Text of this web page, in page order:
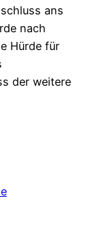
ans
nach
Hürde für
der weitere